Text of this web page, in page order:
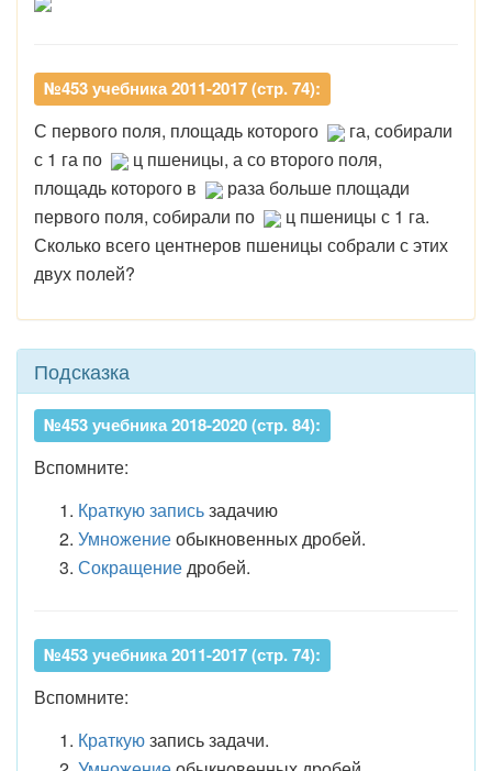
№453 учебника 2011-2017 (стр. 74):
С первого поля, площадь которого
га, собирали
с 1 га по
ц пшеницы, а со второго поля,
площадь которого в
раза больше площади
первого поля, собирали по
ц пшеницы с 1 га.
Сколько всего центнеров пшеницы собрали с этих
двух полей?
Подсказка
№453 учебника 2018-2020 (стр. 84):
Вспомните:
Краткую записьзадачию
Умножениеобыкновенных дробей.
Сокращениедробей.
№453 учебника 2011-2017 (стр. 74):
Вспомните:
Краткуюзапись задачи.